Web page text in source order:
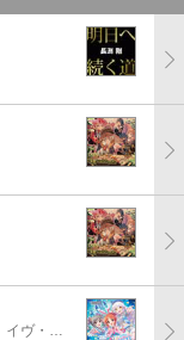
安部菜々(CV:三宅麻理恵)、神崎蘭子(CV:内田真礼)、イヴ・サンタクロース(CV:松永あかね)